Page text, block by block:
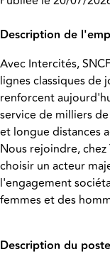
Description de
Avec Intercités,
lignes classiques de
renforcent
service de milliers
et longue distances
Nous rejoindre, chez
choisir un acteur
l'engagement
femmes et des
Description du poste